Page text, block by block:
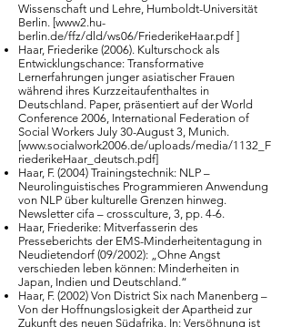
Wissenschaft und Lehre, Humboldt-Universität
Berlin. [www2.hu-
berlin.de/ffz/dld/ws06/FriederikeHaar.pdf ]
Haar, Friederike (2006). Kulturschock als
Entwicklungschance: Transformative
Lernerfahrungen junger asiatischer Frauen
während ihres Kurzzeitaufenthaltes in
Deutschland. Paper, präsentiert auf der World
Conference 2006, International Federation of
Social Workers July 30-August 3, Munich.
[www.socialwork2006.de/uploads/media/1132_F
riederikeHaar_deutsch.pdf]
Haar, F. (2004) Trainingstechnik: NLP –
Neurolinguistisches Programmieren Anwendung
von NLP über kulturelle Grenzen hinweg.
Newsletter cifa – crossculture, 3, pp. 4-6.
Haar, Friederike: Mitverfasserin des
Presseberichts der EMS-Minderheitentagung in
Neudietendorf (09/2002): „Ohne Angst
verschieden leben können: Minderheiten in
Japan, Indien und Deutschland.“
Haar, F. (2002) Von District Six nach Manenberg –
Von der Hoffnungslosigkeit der Apartheid zur
Zukunft des neuen Südafrika. In: Versöhnung ist